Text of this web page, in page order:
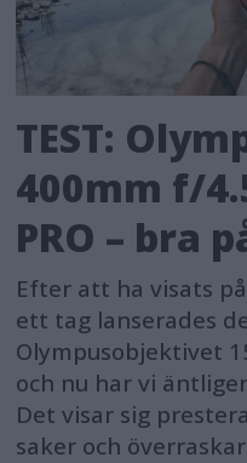
TEST:
400mm f/
PRO – bra
Efter att ha visats
ett tag lanserades
Olympusobjektivet
och nu har vi
Det visar sig
saker och